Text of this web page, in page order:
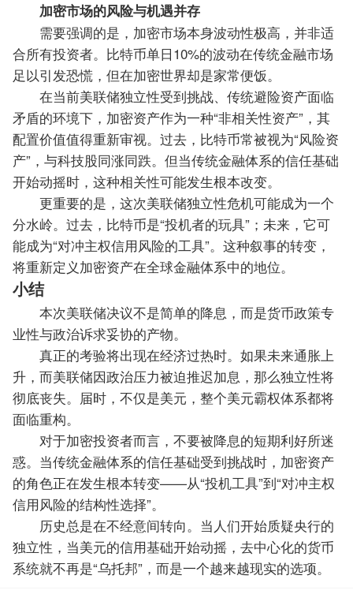
加密市场的风险与机遇并存
需要强调的是，加密市场本身波动性极高，并非适
合所有投资者。比特币单日10%的波动在传统金融市场
足以引发恐慌，但在加密世界却是家常便饭。
在当前美联储独立性受到挑战、传统避险资产面临
矛盾的环境下，加密资产作为一种“非相关性资产”，其
配置价值值得重新审视。 过去，比特币常被视为“风险资
产”，与科技股同涨同跌。但当传统金融体系的信任基础
开始动摇时，这种相关性可能发生根本改变。
更重要的是，这次美联储独立性危机可能成为一个
分水岭。 过去，比特币是“投机者的玩具”；未来，它可
能成为“对冲主权信用风险的工具”。 这种叙事的转变，
将重新定义加密资产在全球金融体系中的地位。
小结
本次美联储决议不是简单的降息，而是货币政策专
业性与政治诉求妥协的产物。
真正的考验将出现在经济过热时。如果未来通胀上
升，而美联储因政治压力被迫推迟加息，那么独立性将
彻底丧失。届时，不仅是美元，整个美元霸权体系都将
面临重构。
对于加密投资者而言，不要被降息的短期利好所迷
惑。当传统金融体系的信任基础受到挑战时，加密资产
的角色正在发生根本转变——从“投机工具”到“对冲主权
信用风险的结构性选择”。
历史总是在不经意间转向。当人们开始质疑央行的
独立性，当美元的信用基础开始动摇，去中心化的货币
系统就不再是“乌托邦”，而是一个越来越现实的选项。